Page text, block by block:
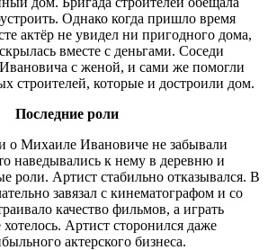
Однако когда пришло время
актёр не увидел ни пригодного дома,
вместе с деньгами. Соседи
с женой, и сами же помогли
строителей, которые и достроили дом.
Последние роли
Михаиле Ивановиче не забывали
наведывались к нему в деревню и
роли. Артист стабильно отказывался. В
завязал с кинематографом и со
качество фильмов, а играть
хотелось. Артист сторонился даже
актерского бизнеса.